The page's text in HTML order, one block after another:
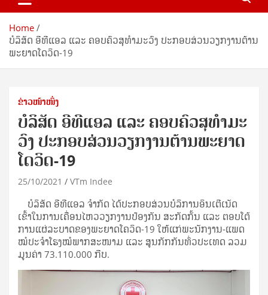
Home
ບໍລິສັດ ອີທີແອລ ແລະ ຄອບຄົວສຸທຳມະວົງ ປະກອບສ່ວນວຽກງານຕ້ານ
ພະຍາດໂດວິດ-19
ຂ່າວໜ້າໜຶ່ງ
ບໍລິສັດ ອີທີແອລ ແລະ ຄອບຄົວສຸທຳມະ
ວົງ ປະກອບສ່ວນວຽກງານຕ້ານພະຍາດ
ໂດວິດ-19
25/10/2021 VTm Indee
ບໍລິສັດ ອີທີແອລ ຈຳກັດ ໄດ້ປະກອບສ່ວນບໍລິການອິນເຕີເນັດ
ເຂົ້າໃນການເຄື່ອນໄຫວວຽກງານປ້ອງກັນ ສະກັດກັ້ນ ແລະ ຕອບໂຕ້
ການແຜ່ລະບາດຂອງພະຍາດໂຄວິດ-19 ໃຫ້ແກ່ພະນັກງານ-ແພດ
ໝໍປະຈຳໂຮງໝໍພາກສະໜາມ ແລະ ສູນກັກກັນທົ່ວປະເທດ ລວມ
ມູນຄ່າ 73.110.000 ກີບ.